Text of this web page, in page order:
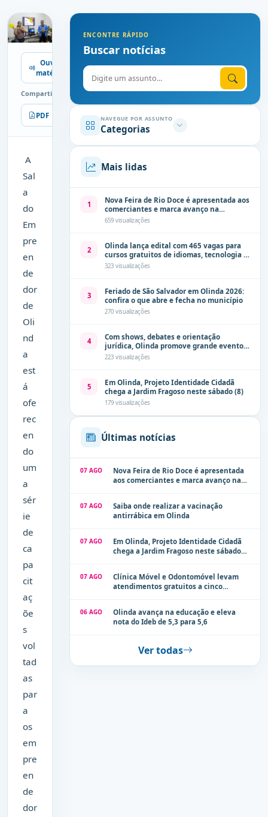
Ouvir
matéria
Compartilhe
PDF Imprimir
A
Sal
a
do
Em
pre
en
de
dor
de
Oli
nd
a
est
á
ofe
rec
en
do
um
a
sér
ie
de
ca
pa
cit
aç
õe
s
vol
tad
as
par
a
os
em
pre
en
de
dor
ENCONTRE RÁPIDO
Buscar notícias
Digite o assunto
NAVEGUE POR ASSUNTO
Categorias
Mais lidas
1
Nova Feira de Rio Doce é apresentada aos
comerciantes e marca avanço na
modernização dos espaços públicos de
659 visualizações
2
Olinda lança edital com 465 vagas para
cursos gratuitos de idiomas, tecnologia e
comunicação
323 visualizações
3
Feriado de São Salvador em Olinda 2026:
confira o que abre e fecha no município
270 visualizações
4
Com shows, debates e orientação
jurídica, Olinda promove grande evento
de combate à violência contra a mulher
neste sábado (8)
223 visualizações
5
Em Olinda, Projeto Identidade Cidadã
chega a Jardim Fragoso neste sábado (8)
179 visualizações
Últimas notícias
07 AGO
Nova Feira de Rio Doce é apresentada
aos comerciantes e marca avanço na
07 AGO
Saiba onde realizar a vacinação
antirrábica em Olinda
07 AGO
Em Olinda, Projeto Identidade Cidadã
chega a Jardim Fragoso neste sábado
07 AGO
Clínica Móvel e Odontomóvel levam
atendimentos gratuitos a cinco
06 AGO
Olinda avança na educação e eleva
nota do Ideb de 5,3 para 5,6
Ver todas